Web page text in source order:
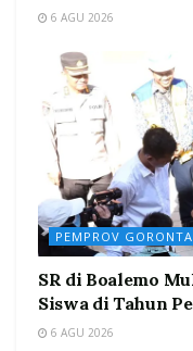
6 AGU 2026
PEMPROV
SR di Boalemo
Siswa di Tahun
6 AGU 2026